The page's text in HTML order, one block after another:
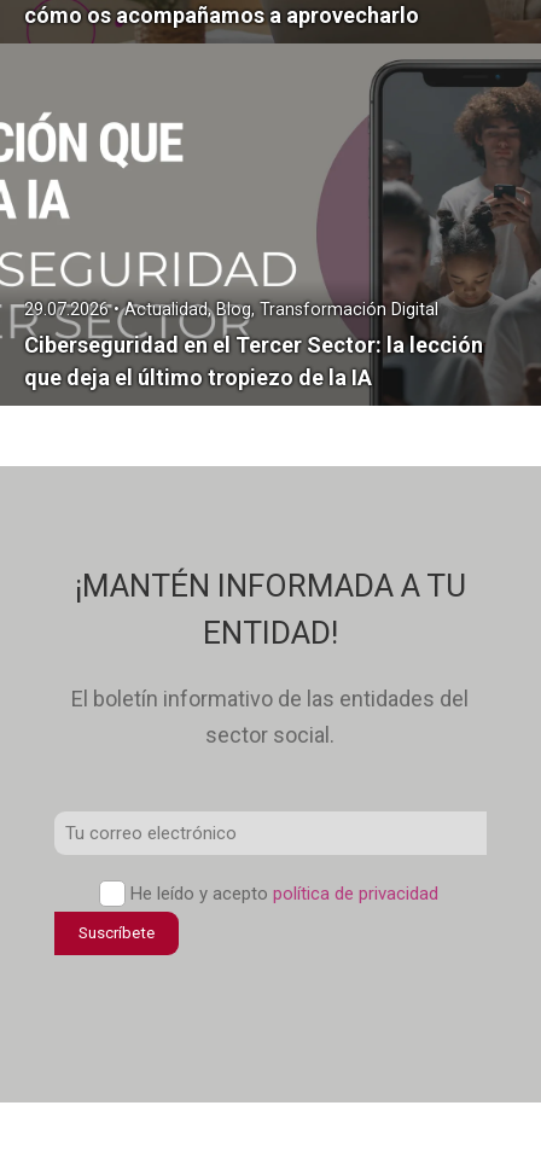
cómo os acompañamos a aprovecharlo
Ciberseguridad en el Tercer Sector: la lección
que deja el último tropiezo de la IA
29.07.2026 • Actualidad, Blog, Transformación Digital
¡MANTÉN INFORMADA A TU
ENTIDAD!
El boletín informativo de las entidades del
sector social.
Correo
Política
confidencialidad
He leído y aceptopolítica de privacidad
Suscríbete